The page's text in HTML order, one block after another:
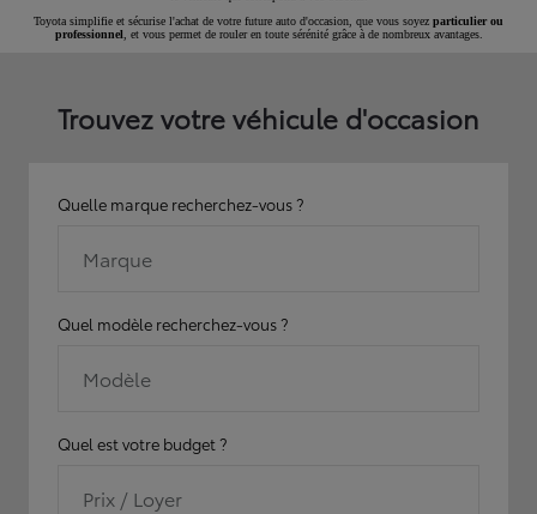
Toyota simplifie et sécurise l'achat de votre future auto d'occasion, que vous soyez particulier ou
professionnel , et vous permet de rouler en toute sérénité grâce à de nombreux avantages.
Trouvez votre véhicule d'occasion
Quelle marque recherchez-vous ?
Marque
Quel modèle recherchez-vous ?
Modèle
Quel est votre budget ?
Prix / Loyer